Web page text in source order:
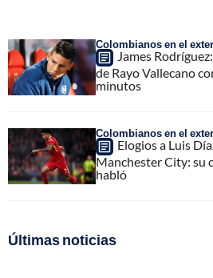
Colombianos en el
James
de Rayo Vallecano
minutos
Colombianos en el
Elogios a Luis
Manchester City: su
habló
Últimas noticias